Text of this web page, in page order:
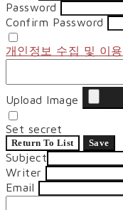
Password
Confirm Password
개인정보 수집 및 이용
Upload Image
Set secret
Return To List Save
Subject
Writer
Email